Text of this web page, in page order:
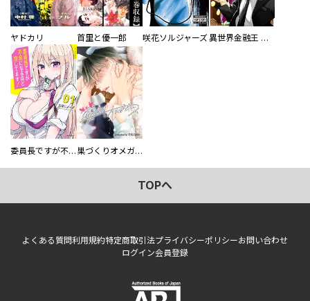
ヤドカリ 首里と優一郎 咲花ソルジャーズ 異世界金融王 ～クローネ・ゴルディオンの覇道～
委員長ですが不良になるほど恋してます！ 巣づくりオメガバース
TOPへ
よくある質問利用規約特定商取引法プライバシーポリシーお問い合わせ
ログイン会員登録